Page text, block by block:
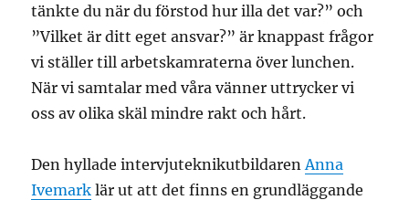
tänkte du när du förstod hur illa det var?” och
”Vilket är ditt eget ansvar?” är knappast frågor
vi ställer till arbetskamraterna över lunchen.
När vi samtalar med våra vänner uttrycker vi
oss av olika skäl mindre rakt och hårt.
Den hyllade intervjuteknikutbildaren Anna
Ivemark lär ut att det finns en grundläggande